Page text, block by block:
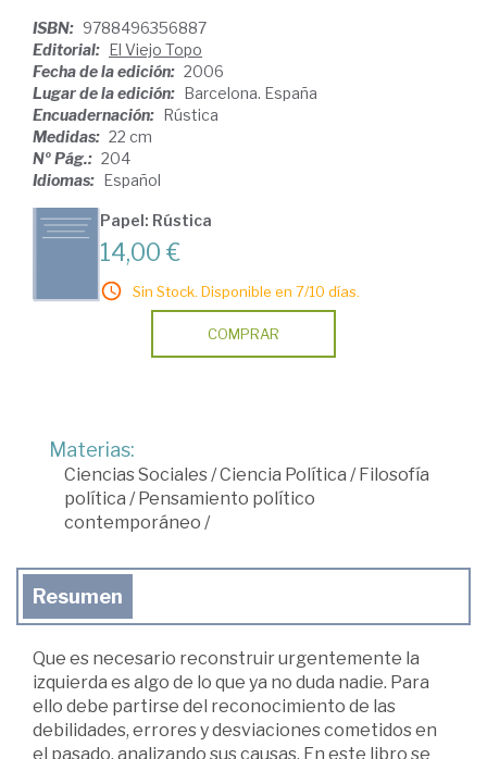
ISBN: 9788496356887
Editorial: El Viejo Topo
Fecha de la edición: 2006
Lugar de la edición: Barcelona. España
Encuadernación: Rústica
Medidas: 22 cm
Nº Pág.: 204
Idiomas: Español
Papel: Rústica
14,00 €
Sin Stock. Disponible en 7/10 días.
COMPRAR
Materias:
Ciencias Sociales/Ciencia Política /Filosofía
política /Pensamiento político
contemporáneo /
Resumen
Que es necesario reconstruir urgentemente la
izquierda es algo de lo que ya no duda nadie. Para
ello debe partirse del reconocimiento de las
debilidades, errores y desviaciones cometidos en
el pasado, analizando sus causas. En este libro se